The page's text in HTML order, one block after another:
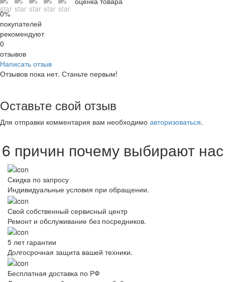
0%
покупателей
рекомендуют
0
отзывов
Написать отзыв
Отзывов пока нет. Станьте первым!
Оставьте свой отзыв
Для отправки комментария вам необходимо авторизоваться.
6 причин почему выбирают нас
Скидка по запросу
Индивидуальные условия при обращении.
Свой собственный сервисный центр
Ремонт и обслуживание без посредников.
5 лет гарантии
Долгосрочная защита вашей техники.
Бесплатная доставка по РФ